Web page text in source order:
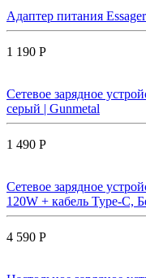
Адаптер питания
1 190 Р
Сетевое зарядное
серый | Gunmetal
1 490 Р
Сетевое зарядное
120W + кабель Type-C,
4 590 Р